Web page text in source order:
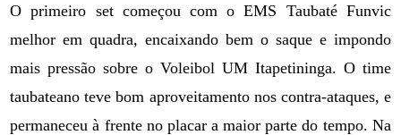
O primeiro set começou com o EMS Taubaté Funvic
melhor em quadra, encaixando bem o saque e impondo
mais pressão sobre o Voleibol UM Itapetininga. O time
taubateano teve bom aproveitamento nos contra-ataques, e
permaneceu à frente no placar a maior parte do tempo. Na